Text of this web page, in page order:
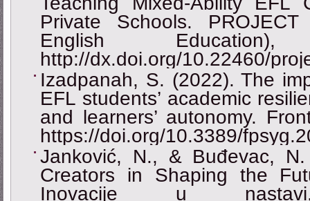
Private Schools.
English
http://dx.doi.org/10.22460/
Izadpanah, S. (2022). The
EFL students’ academic
and learners’ autonomy.
https://doi.org/10.3389/
Janković, N., & Buđevac,
Creators in Shaping the
Inovacije u